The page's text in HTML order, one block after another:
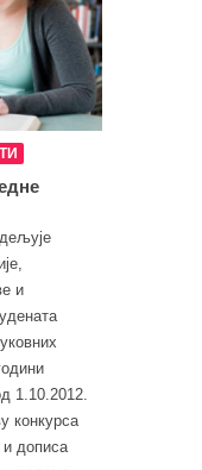
и
1.10.2012.
конкурса
и дописа